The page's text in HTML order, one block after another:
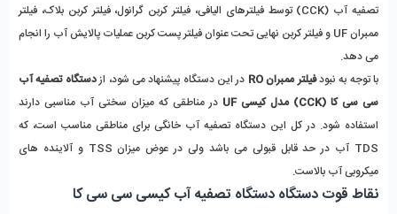
تصفیه آب (CCK) توسط فیلترهای الیافی، فیلتر کربن گرانول، فیلتر کربن بلاک، فیلتر
ممبران UF و فیلتر کربن نهایی تحت عنوان فیلتر پست کربن عملیات پالایش آب را انجام
می دهد.
با توجه به نبودفیلتر ممبران RO در این دستگاه پیشنهاد می شود، ازدستگاه تصفیه آب
سی سی کا (CCK) مدل کیسی UF
در مناطقی که میزان سختی آب مناسبی دارند
استفاده شود. در کل این دستگاه تصفیه آب خانگی برای مناطقی مناسب است، که
TDS آب در حد قابل قبولی می باشد ولی در عوض میزان TSS و آلاینده های
میکروبی آب بالاست.
نقاط قوت دستگاه دستگاه تصفیه آب کیسی سی سی کا